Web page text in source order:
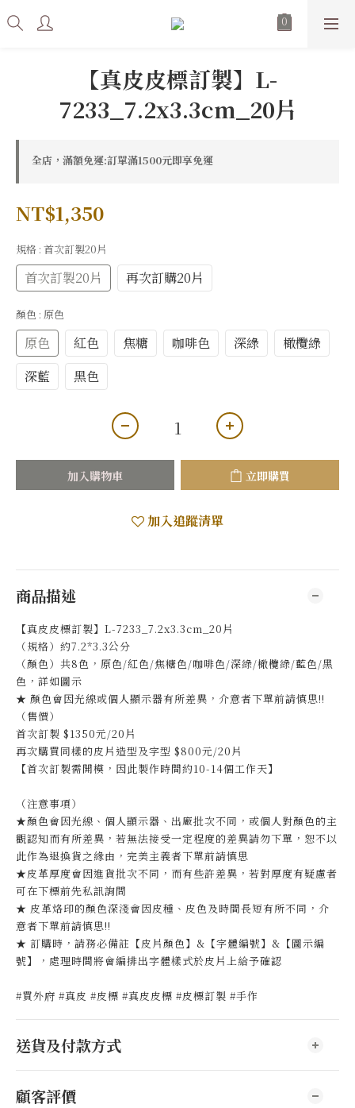
【真皮皮標訂製】L-
7233_7.2x3.3cm_20片
全店，滿額免運:訂單滿1500元即享免運
NT$1,350
規格 : 首次訂製20片
首次訂製20片 再次訂購20片
顏色 : 原色
原色 紅色 焦糖 咖啡色 深綠
橄欖綠
深藍
黑色
加入購物車 立即購買
加入追蹤清單
商品描述
【真皮皮標訂製】L-7233_7.2x3.3cm_20片
（規格）約7.2*3.3公分
（顏色）共8色，原色/紅色/焦糖色/咖啡色/深綠/橄欖綠/藍色/黑
色，詳如圖示
★ 顏色會因光線或個人顯示器有所差異，介意者下單前請慎思!!
（售價）
首次訂製 $1350元/20片
再次購買同樣的皮片造型及字型 $800元/20片
【首次訂製需開模，因此製作時間約10-14個工作天】
（注意事項）
★顏色會因光線、個人顯示器、出廠批次不同，或個人對顏色的主
觀認知而有所差異，若無法接受一定程度的差異請勿下單，恕不以
此作為退換貨之緣由，完美主義者下單前請慎思
★皮革厚度會因進貨批次不同，而有些許差異，若對厚度有疑慮者
可在下標前先私訊詢問
★ 皮革烙印的顏色深淺會因皮種、皮色及時間長短有所不同，介
意者下單前請慎思!!
★ 訂購時，請務必備註【皮片顏色】&【字體編號】&【圖示編
號】，處理時間將會編排出字體樣式於皮片上給予確認
#買外府 #真皮 #皮標 #真皮皮標 #皮標訂製 #手作
送貨及付款方式
顧客評價